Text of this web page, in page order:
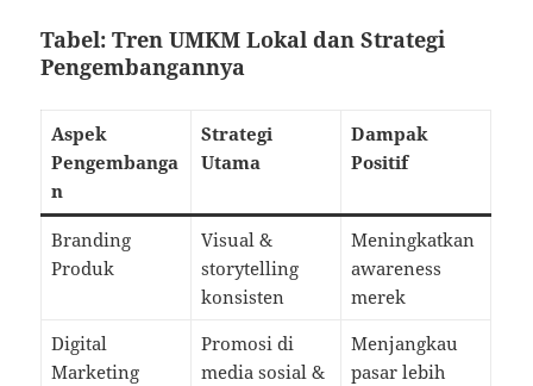
Tabel: Tren UMKM Lokal dan Strategi
Pengembangannya
Aspek
Pengembanga
n
Strategi
Utama
Dampak
Positif
Branding
Produk
Visual &
storytelling
konsisten
Meningkatkan
awareness
merek
Digital
Marketing
Promosi di
media sosial &
Menjangkau
pasar lebih